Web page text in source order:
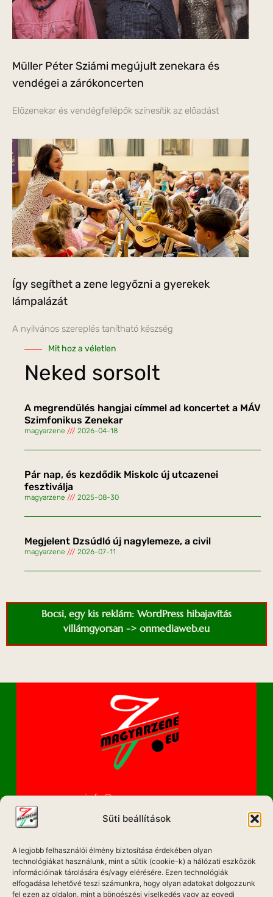
Süti beállítások
A legjobb felhasználói élmény biztosítása érdekében olyan
technológiákat használunk, mint a sütik (cookie-k) a hálózati eszközök
információinak tárolására és/vagy elérésére. Ezen technológiák
elfogadása lehetővé teszi számunkra, hogy olyan adatokat dolgozzunk
fel ezen az oldalon, mint a böngészési viselkedés vagy az egyedi
Müller Péter Sziámi megújult zenekara és
vendégei a zárókoncerten
Előzenekar és vendégfellépők színesítik az előadást
Így segíthet a zene legyőzni a gyerekek
lámpalázát
A nyilvános szereplés tanítható készség
Mit hoz a véletlen
Neked sorsolt
A megrendülés hangjai címmel ad koncertet a MÁV
Szimfonikus Zenekar
magyarzene 2026-04-18
Pár nap, és kezdődik Miskolc új utcazenei
fesztiválja
magyarzene 2025-08-30
Megjelent Dzsúdló új nagylemeze, a civil
magyarzene 2026-07-11
Bocsi, egy kis reklám: WordPress hibajavítás
villámgyorsan -> onmediaweb.eu
info@magyarzene.eu
IMPRESSZUM
ETIKAI KÓDEX